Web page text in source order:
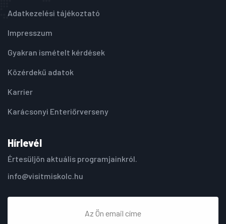
Adatkezelési tájékoztató
Impresszum
Gyakran ismételt kérdések
Közérdekű adatok
Karrier
Karácsonyi Enteriőrverseny
Hírlevél
Értesüljön aktuális programjainkról.
info@visitmiskolc.hu